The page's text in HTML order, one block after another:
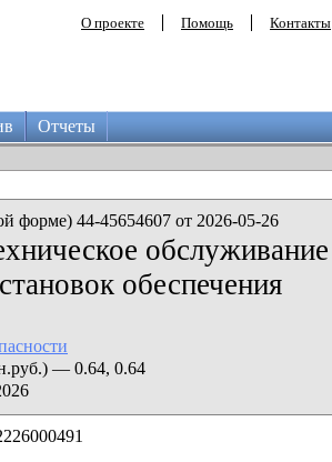
О проекте Помощь Контакты
Отчеты
форме) 44-45654607 от 2026-05-26
обслуживание
обеспечения
— 0.64, 0.64